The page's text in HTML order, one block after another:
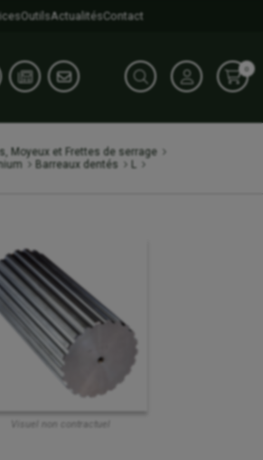
OutilsActualitésContact
0
Moyeux et Frettes de serrage
Barreaux dentés
L
Visuel non contractuel